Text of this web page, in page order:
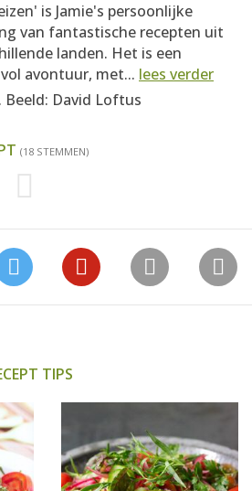
is Jamie's persoonlijke
van fantastische recepten uit
landen. Het is een
avontuur, met... lees verder
David Loftus
(18 STEMMEN)
TIPS